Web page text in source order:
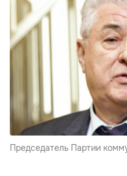
Председатель Партии